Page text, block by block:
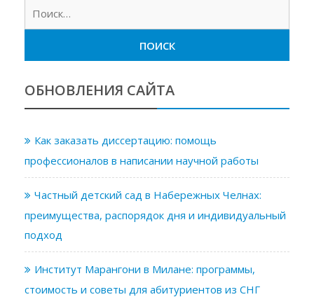
ОБНОВЛЕНИЯ САЙТА
Как заказать диссертацию: помощь
профессионалов в написании научной работы
Частный детский сад в Набережных Челнах:
преимущества, распорядок дня и индивидуальный
подход
Институт Марангони в Милане: программы,
стоимость и советы для абитуриентов из СНГ